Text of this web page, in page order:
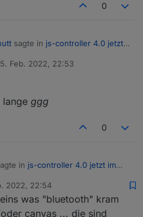
0
sagte in js-controller 4.0 jetzt
ABI als dein jetziges. 😀
Feb. 2022, 22:53
von
lange ggg
0
in js-controller 4.0 jetzt im
jemand Node.js
so? ;-)) )
2022, 22:54
was "bluetooth" kram
canvas ... die sind